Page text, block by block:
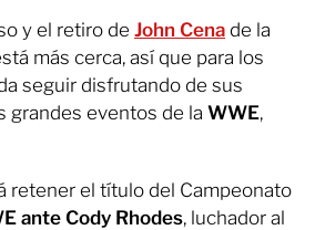
y el retiro de John Cena de la
más cerca, así que para los
seguir disfrutando de sus
grandes eventos de la WWE,
retener el título del Campeonato
ante Cody Rhodes, luchador al